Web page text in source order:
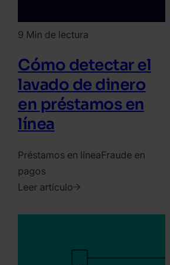
9 Min de lectura
Cómo detectar el
lavado de dinero
en préstamos en
línea
Préstamos en líneaFraude en
pagos
Leer artículo
enero